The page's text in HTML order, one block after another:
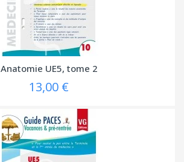
Anatomie UE5, tome 2
13,00 €